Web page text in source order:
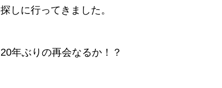
探しに行ってきました。
20年ぶりの再会なるか！？